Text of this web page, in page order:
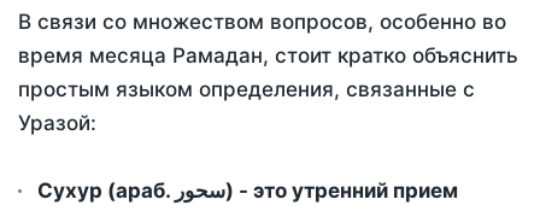
В связи со множеством вопросов, особенно во
время месяца Рамадан, стоит кратко объяснить
простым языком определения, связанные с
Уразой:
Сухур (араб. سحور) - это утренний прием